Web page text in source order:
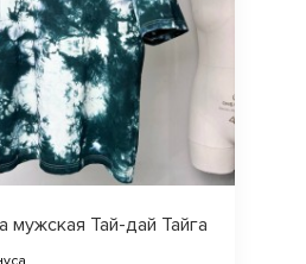
мужская Тай-дай Тайга